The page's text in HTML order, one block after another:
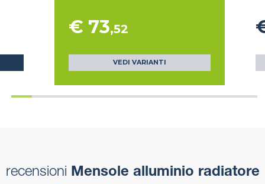
€ 73,52
VEDI VARIANTI
recensioni Mensole alluminio radiatore